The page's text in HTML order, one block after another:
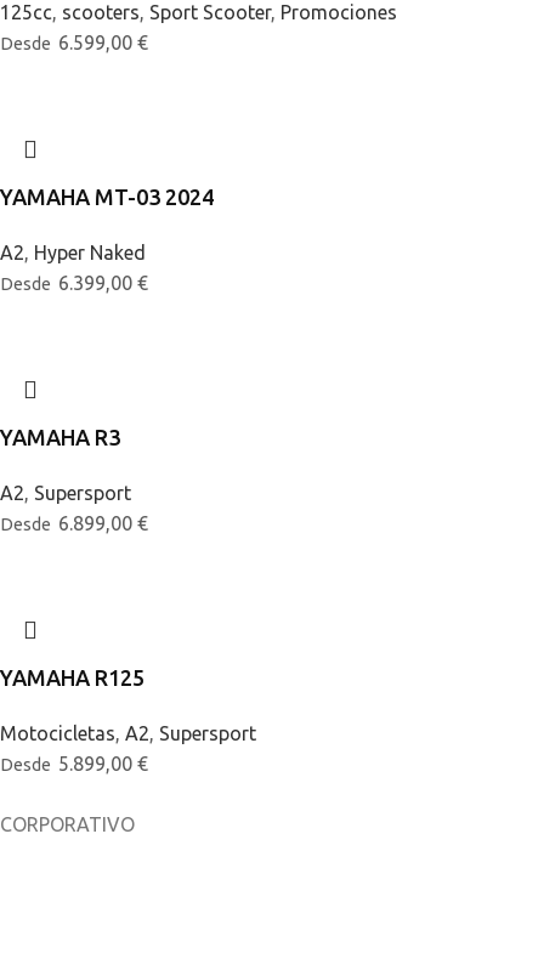
125cc, scooters, Sport Scooter, Promociones
Desde 6.599,00 €
YAMAHA MT-03 2024
A2, Hyper Naked
Desde 6.399,00 €
YAMAHA R3
A2, Supersport
Desde 6.899,00 €
YAMAHA R125
Motocicletas, A2, Supersport
Desde 5.899,00 €
CORPORATIVO